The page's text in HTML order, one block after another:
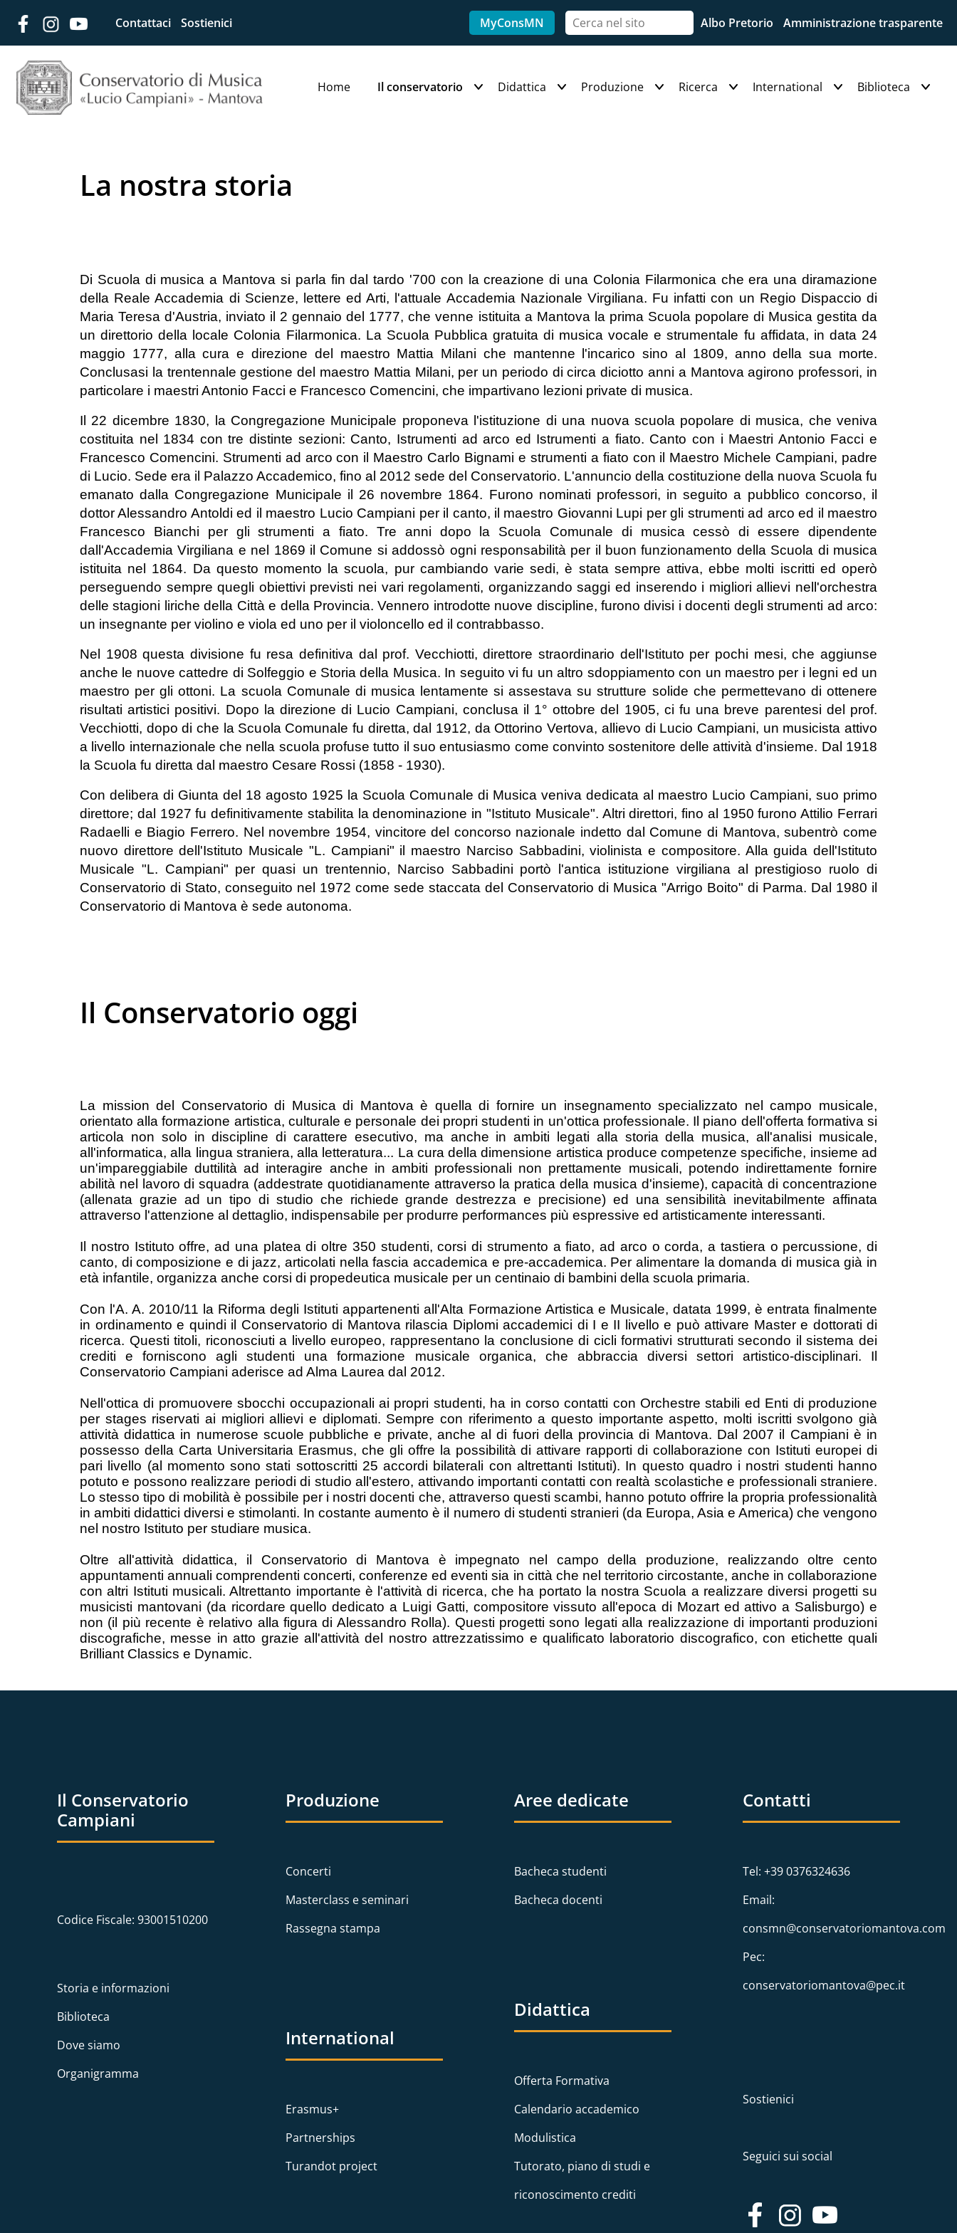
Contattaci Sostienici Albo Pretorio Amministrazione trasparente
MyConsMN
Home Il conservatorio Didattica Produzione Ricerca International Biblioteca
La nostra storia
Di Scuola di musica a Mantova si parla fin dal tardo '700 con la creazione di una Colonia Filarmonica che era una diramazione
della Reale Accademia di Scienze, lettere ed Arti, l'attuale Accademia Nazionale Virgiliana. Fu infatti con un Regio Dispaccio di
Maria Teresa d'Austria, inviato il 2 gennaio del 1777, che venne istituita a Mantova la prima Scuola popolare di Musica gestita da
un direttorio della locale Colonia Filarmonica. La Scuola Pubblica gratuita di musica vocale e strumentale fu affidata, in data 24
maggio 1777, alla cura e direzione del maestro Mattia Milani che mantenne l'incarico sino al 1809, anno della sua morte.
Conclusasi la trentennale gestione del maestro Mattia Milani, per un periodo di circa diciotto anni a Mantova agirono professori, in
particolare i maestri Antonio Facci e Francesco Comencini, che impartivano lezioni private di musica.
Il 22 dicembre 1830, la Congregazione Municipale proponeva l'istituzione di una nuova scuola popolare di musica, che veniva
costituita nel 1834 con tre distinte sezioni: Canto, Istrumenti ad arco ed Istrumenti a fiato. Canto con i Maestri Antonio Facci e
Francesco Comencini. Strumenti ad arco con il Maestro Carlo Bignami e strumenti a fiato con il Maestro Michele Campiani, padre
di Lucio. Sede era il Palazzo Accademico, fino al 2012 sede del Conservatorio. L'annuncio della costituzione della nuova Scuola fu
emanato dalla Congregazione Municipale il 26 novembre 1864. Furono nominati professori, in seguito a pubblico concorso, il
dottor Alessandro Antoldi ed il maestro Lucio Campiani per il canto, il maestro Giovanni Lupi per gli strumenti ad arco ed il maestro
Francesco Bianchi per gli strumenti a fiato. Tre anni dopo la Scuola Comunale di musica cessò di essere dipendente
dall'Accademia Virgiliana e nel 1869 il Comune si addossò ogni responsabilità per il buon funzionamento della Scuola di musica
istituita nel 1864. Da questo momento la scuola, pur cambiando varie sedi, è stata sempre attiva, ebbe molti iscritti ed operò
perseguendo sempre quegli obiettivi previsti nei vari regolamenti, organizzando saggi ed inserendo i migliori allievi nell'orchestra
delle stagioni liriche della Città e della Provincia. Vennero introdotte nuove discipline, furono divisi i docenti degli strumenti ad arco:
un insegnante per violino e viola ed uno per il violoncello ed il contrabbasso.
Nel 1908 questa divisione fu resa definitiva dal prof. Vecchiotti, direttore straordinario dell'Istituto per pochi mesi, che aggiunse
anche le nuove cattedre di Solfeggio e Storia della Musica. In seguito vi fu un altro sdoppiamento con un maestro per i legni ed un
maestro per gli ottoni. La scuola Comunale di musica lentamente si assestava su strutture solide che permettevano di ottenere
risultati artistici positivi. Dopo la direzione di Lucio Campiani, conclusa il 1° ottobre del 1905, ci fu una breve parentesi del prof.
Vecchiotti, dopo di che la Scuola Comunale fu diretta, dal 1912, da Ottorino Vertova, allievo di Lucio Campiani, un musicista attivo
a livello internazionale che nella scuola profuse tutto il suo entusiasmo come convinto sostenitore delle attività d'insieme. Dal 1918
la Scuola fu diretta dal maestro Cesare Rossi (1858 - 1930).
Con delibera di Giunta del 18 agosto 1925 la Scuola Comunale di Musica veniva dedicata al maestro Lucio Campiani, suo primo
direttore; dal 1927 fu definitivamente stabilita la denominazione in "Istituto Musicale". Altri direttori, fino al 1950 furono Attilio Ferrari
Radaelli e Biagio Ferrero. Nel novembre 1954, vincitore del concorso nazionale indetto dal Comune di Mantova, subentrò come
nuovo direttore dell'Istituto Musicale "L. Campiani" il maestro Narciso Sabbadini, violinista e compositore. Alla guida dell'Istituto
Musicale "L. Campiani" per quasi un trentennio, Narciso Sabbadini portò l'antica istituzione virgiliana al prestigioso ruolo di
Conservatorio di Stato, conseguito nel 1972 come sede staccata del Conservatorio di Musica "Arrigo Boito" di Parma. Dal 1980 il
Conservatorio di Mantova è sede autonoma.
Il Conservatorio oggi
La mission del Conservatorio di Musica di Mantova è quella di fornire un insegnamento specializzato nel campo musicale,
orientato alla formazione artistica, culturale e personale dei propri studenti in un'ottica professionale. Il piano dell'offerta formativa si
articola non solo in discipline di carattere esecutivo, ma anche in ambiti legati alla storia della musica, all'analisi musicale,
all'informatica, alla lingua straniera, alla letteratura... La cura della dimensione artistica produce competenze specifiche, insieme ad
un'impareggiabile duttilità ad interagire anche in ambiti professionali non prettamente musicali, potendo indirettamente fornire
abilità nel lavoro di squadra (addestrate quotidianamente attraverso la pratica della musica d'insieme), capacità di concentrazione
(allenata grazie ad un tipo di studio che richiede grande destrezza e precisione) ed una sensibilità inevitabilmente affinata
attraverso l'attenzione al dettaglio, indispensabile per produrre performances più espressive ed artisticamente interessanti.
Il nostro Istituto offre, ad una platea di oltre 350 studenti, corsi di strumento a fiato, ad arco o corda, a tastiera o percussione, di
canto, di composizione e di jazz, articolati nella fascia accademica e pre-accademica. Per alimentare la domanda di musica già in
età infantile, organizza anche corsi di propedeutica musicale per un centinaio di bambini della scuola primaria.
Con l'A. A. 2010/11 la Riforma degli Istituti appartenenti all'Alta Formazione Artistica e Musicale, datata 1999, è entrata finalmente
in ordinamento e quindi il Conservatorio di Mantova rilascia Diplomi accademici di I e II livello e può attivare Master e dottorati di
ricerca. Questi titoli, riconosciuti a livello europeo, rappresentano la conclusione di cicli formativi strutturati secondo il sistema dei
crediti e forniscono agli studenti una formazione musicale organica, che abbraccia diversi settori artistico-disciplinari. Il
Conservatorio Campiani aderisce ad Alma Laurea dal 2012.
Nell'ottica di promuovere sbocchi occupazionali ai propri studenti, ha in corso contatti con Orchestre stabili ed Enti di produzione
per stages riservati ai migliori allievi e diplomati. Sempre con riferimento a questo importante aspetto, molti iscritti svolgono già
attività didattica in numerose scuole pubbliche e private, anche al di fuori della provincia di Mantova. Dal 2007 il Campiani è in
possesso della Carta Universitaria Erasmus, che gli offre la possibilità di attivare rapporti di collaborazione con Istituti europei di
pari livello (al momento sono stati sottoscritti 25 accordi bilaterali con altrettanti Istituti). In questo quadro i nostri studenti hanno
potuto e possono realizzare periodi di studio all'estero, attivando importanti contatti con realtà scolastiche e professionali straniere.
Lo stesso tipo di mobilità è possibile per i nostri docenti che, attraverso questi scambi, hanno potuto offrire la propria professionalità
in ambiti didattici diversi e stimolanti. In costante aumento è il numero di studenti stranieri (da Europa, Asia e America) che vengono
nel nostro Istituto per studiare musica.
Oltre all'attività didattica, il Conservatorio di Mantova è impegnato nel campo della produzione, realizzando oltre cento
appuntamenti annuali comprendenti concerti, conferenze ed eventi sia in città che nel territorio circostante, anche in collaborazione
con altri Istituti musicali. Altrettanto importante è l'attività di ricerca, che ha portato la nostra Scuola a realizzare diversi progetti su
musicisti mantovani (da ricordare quello dedicato a Luigi Gatti, compositore vissuto all'epoca di Mozart ed attivo a Salisburgo) e
non (il più recente è relativo alla figura di Alessandro Rolla). Questi progetti sono legati alla realizzazione di importanti produzioni
discografiche, messe in atto grazie all'attività del nostro attrezzatissimo e qualificato laboratorio discografico, con etichette quali
Brilliant Classics e Dynamic.
Il Conservatorio
Campiani
Codice Fiscale: 93001510200
Storia e informazioni
Biblioteca
Dove siamo
Organigramma
Produzione
Concerti
Masterclass e seminari
Rassegna stampa
International
Erasmus+
Partnerships
Turandot project
Aree dedicate
Bacheca studenti
Bacheca docenti
Didattica
Offerta Formativa
Calendario accademico
Modulistica
Tutorato, piano di studi e
riconoscimento crediti
Contatti
Tel: +39 0376324636
Email:
consmn@conservatoriomantova.com
Pec:
conservatoriomantova@pec.it
Sostienici
Seguici sui social